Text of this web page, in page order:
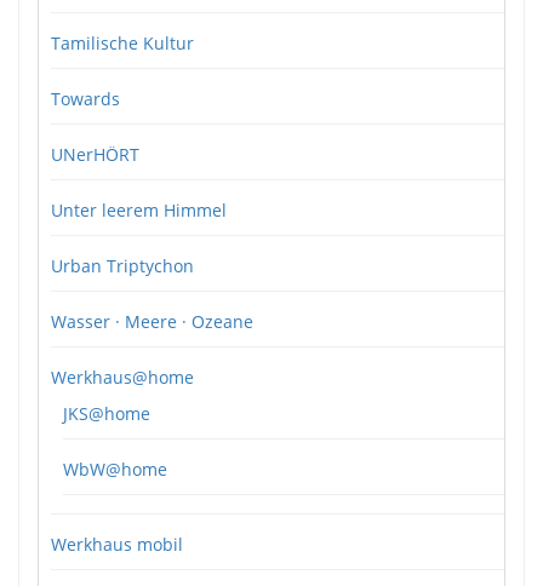
Tamilische Kultur
Towards
UNerHÖRT
Unter leerem Himmel
Urban Triptychon
Wasser · Meere · Ozeane
Werkhaus@home
JKS@home
WbW@home
Werkhaus mobil